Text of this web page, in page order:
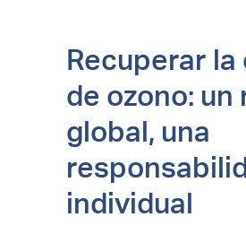
Recuperar la
de ozono: un
global, una
individual